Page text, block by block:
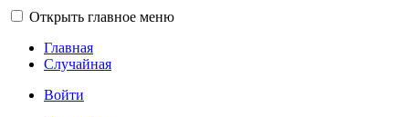
Открыть главное меню
Главная
Случайная
Войти